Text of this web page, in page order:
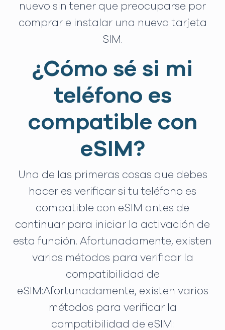
nuevo sin tener que preocuparse por
comprar e instalar una nueva tarjeta
SIM.
¿Cómo sé si mi
teléfono es
compatible con
eSIM?
Una de las primeras cosas que debes
hacer es verificar si tu teléfono es
compatible con eSIM antes de
continuar para iniciar la activación de
esta función. Afortunadamente, existen
varios métodos para verificar la
compatibilidad de
eSIM:Afortunadamente, existen varios
métodos para verificar la
compatibilidad de eSIM: